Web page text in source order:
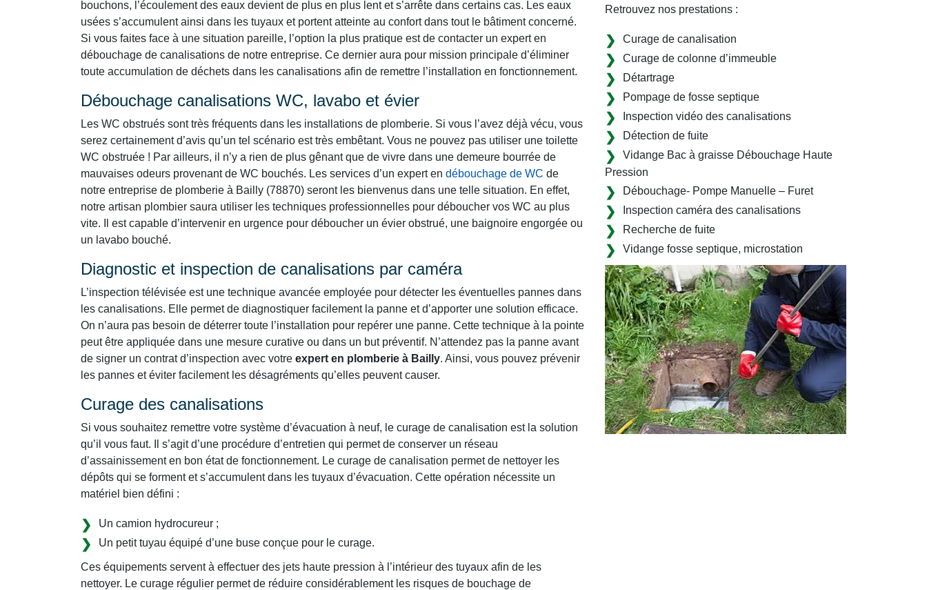
bouchons, l’écoulement des eaux devient de plus en plus lent et s’arrête dans certains cas. Les eaux
usées s’accumulent ainsi dans les tuyaux et portent atteinte au confort dans tout le bâtiment concerné.
Si vous faites face à une situation pareille, l’option la plus pratique est de contacter un expert en
débouchage de canalisations de notre entreprise. Ce dernier aura pour mission principale d’éliminer
toute accumulation de déchets dans les canalisations afin de remettre l’installation en fonctionnement.
Débouchage canalisations WC, lavabo et évier
Les WC obstrués sont très fréquents dans les installations de plomberie. Si vous l’avez déjà vécu, vous
serez certainement d’avis qu’un tel scénario est très embêtant. Vous ne pouvez pas utiliser une toilette
WC obstruée ! Par ailleurs, il n’y a rien de plus gênant que de vivre dans une demeure bourrée de
mauvaises odeurs provenant de WC bouchés. Les services d’un expert en débouchage de WC de
notre entreprise de plomberie à Bailly (78870) seront les bienvenus dans une telle situation. En effet,
notre artisan plombier saura utiliser les techniques professionnelles pour déboucher vos WC au plus
vite. Il est capable d’intervenir en urgence pour déboucher un évier obstrué, une baignoire engorgée ou
un lavabo bouché.
Diagnostic et inspection de canalisations par caméra
L’inspection télévisée est une technique avancée employée pour détecter les éventuelles pannes dans
les canalisations. Elle permet de diagnostiquer facilement la panne et d’apporter une solution efficace.
On n’aura pas besoin de déterrer toute l’installation pour repérer une panne. Cette technique à la pointe
peut être appliquée dans une mesure curative ou dans un but préventif. N’attendez pas la panne avant
de signer un contrat d’inspection avec votre expert en plomberie à Bailly. Ainsi, vous pouvez prévenir
les pannes et éviter facilement les désagréments qu’elles peuvent causer.
Curage des canalisations
Si vous souhaitez remettre votre système d’évacuation à neuf, le curage de canalisation est la solution
qu’il vous faut. Il s’agit d’une procédure d’entretien qui permet de conserver un réseau
d’assainissement en bon état de fonctionnement. Le curage de canalisation permet de nettoyer les
dépôts qui se forment et s’accumulent dans les tuyaux d’évacuation. Cette opération nécessite un
matériel bien défini :
Un camion hydrocureur ;
Un petit tuyau équipé d’une buse conçue pour le curage.
Ces équipements servent à effectuer des jets haute pression à l’intérieur des tuyaux afin de les
nettoyer. Le curage régulier permet de réduire considérablement les risques de bouchage de
Retrouvez nos prestations :
Curage de canalisation
Curage de colonne d’immeuble
Détartrage
Pompage de fosse septique
Inspection vidéo des canalisations
Détection de fuite
Vidange Bac à graisse Débouchage Haute
Pression
Débouchage- Pompe Manuelle – Furet
Inspection caméra des canalisations
Recherche de fuite
Vidange fosse septique, microstation